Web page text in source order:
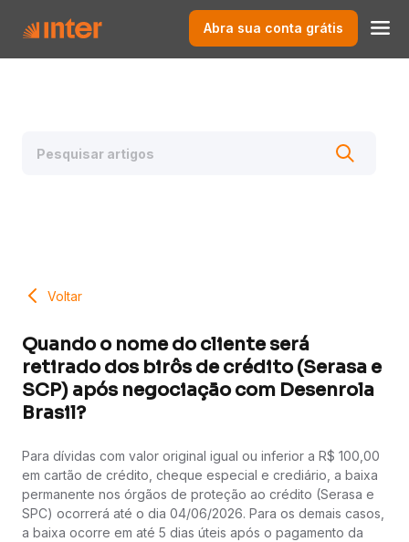
Abra sua conta grátis
Voltar
Quando o nome do cliente será
retirado dos birôs de crédito (Serasa e
SCP) após negociação com Desenrola
Brasil?
Para dívidas com valor original igual ou inferior a R$ 100,00
em cartão de crédito, cheque especial e crediário, a baixa
permanente nos órgãos de proteção ao crédito (Serasa e
SPC) ocorrerá até o dia 04/06/2026. Para os demais casos,
a baixa ocorre em até 5 dias úteis após o pagamento da